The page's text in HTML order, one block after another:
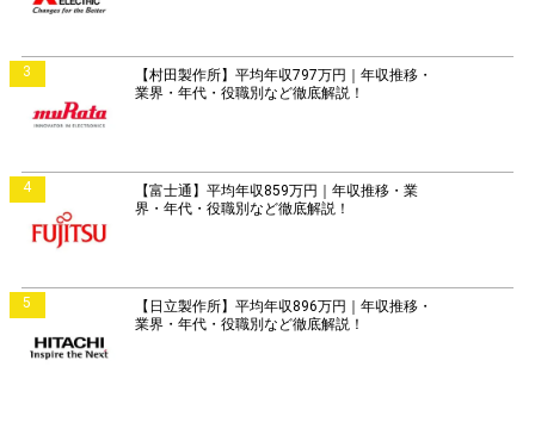
3
【村田製作所】平均年収797万円｜年収推移・
業界・年代・役職別など徹底解説！
4
【富士通】平均年収859万円｜年収推移・業
界・年代・役職別など徹底解説！
5
【日立製作所】平均年収896万円｜年収推移・
業界・年代・役職別など徹底解説！